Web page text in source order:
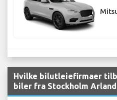
Hvilke bilutleiefirmaer
biler fra Stockholm